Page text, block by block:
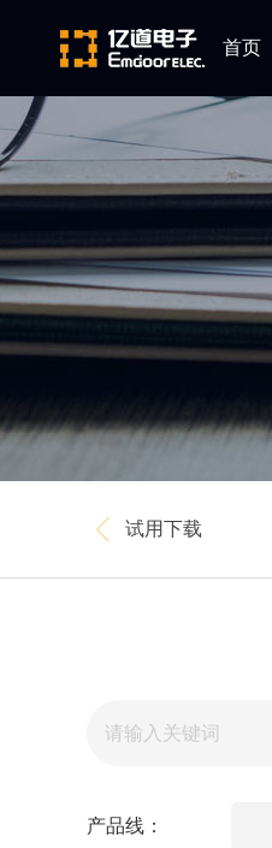
首页
试用下载
产品线：